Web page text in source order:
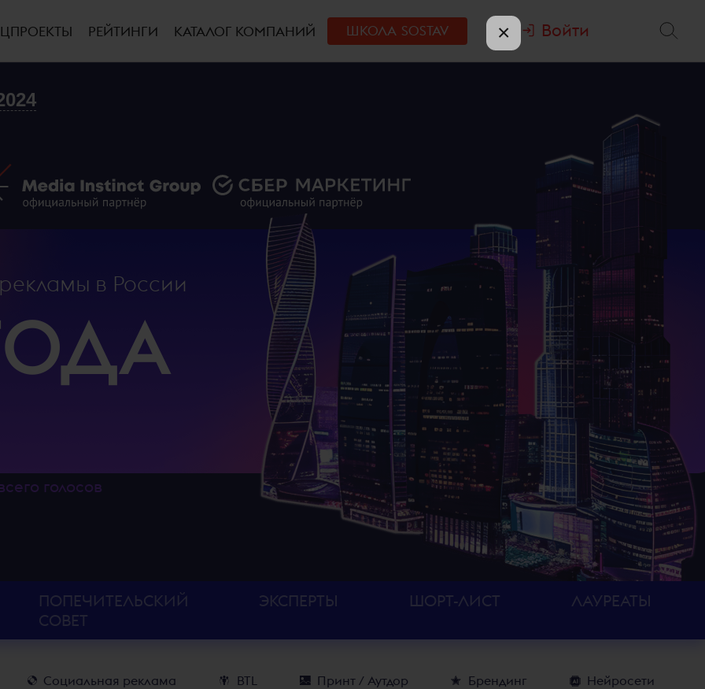
РЕЙТИНГИ КАТАЛОГ КОМПАНИЙ ШКОЛА SOSTAV Войти
×
в России
голосов
ПОПЕЧИТЕЛЬСКИЙ
СОВЕТ
ЭКСПЕРТЫ ШОРТ-ЛИСТ ЛАУРЕАТЫ
Социальная реклама BTL Принт / Аутдор Брендинг Нейросети